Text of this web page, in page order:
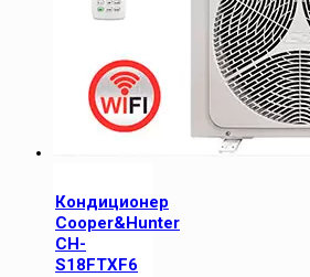
Кондиционер
Cooper&Hunter
CH-
S18FTXF6